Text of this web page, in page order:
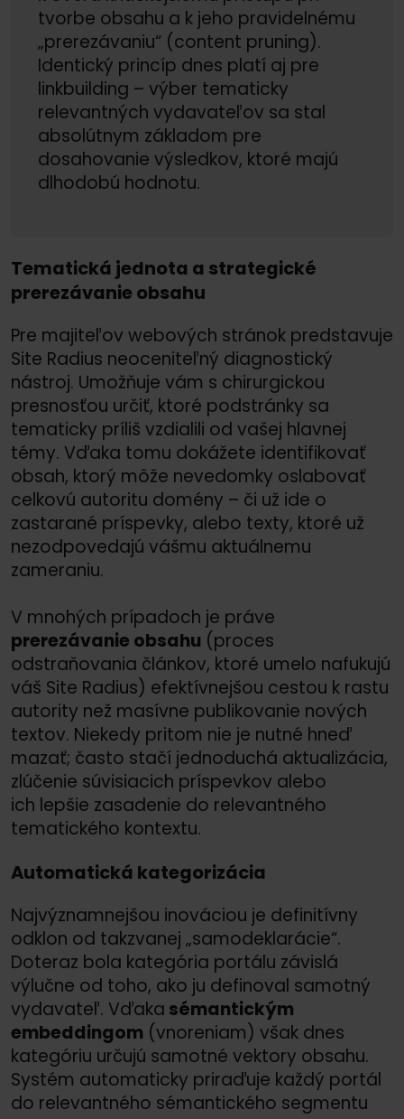
tvorbe obsahu a k jeho pravidelnému
„prerezávaniu“ (content pruning).
Identický princíp dnes platí aj pre
linkbuilding – výber tematicky
relevantných vydavateľov sa stal
absolútnym základom pre
dosahovanie výsledkov, ktoré majú
dlhodobú hodnotu.
Tematická jednota a strategické
prerezávanie obsahu
Pre majiteľov webových stránok predstavuje
Site Radius neoceniteľný diagnostický
nástroj. Umožňuje vám s chirurgickou
presnosťou určiť, ktoré podstránky sa
tematicky príliš vzdialili od vašej hlavnej
témy. Vďaka tomu dokážete identifikovať
obsah, ktorý môže nevedomky oslabovať
celkovú autoritu domény – či už ide o
zastarané príspevky, alebo texty, ktoré už
nezodpovedajú vášmu aktuálnemu
zameraniu.
V mnohých prípadoch je práve
prerezávanie obsahu (proces
odstraňovania článkov, ktoré umelo nafukujú
váš Site Radius) efektívnejšou cestou k rastu
autority než masívne publikovanie nových
textov. Niekedy pritom nie je nutné hneď
mazať; často stačí jednoduchá aktualizácia,
zlúčenie súvisiacich príspevkov alebo
ich lepšie zasadenie do relevantného
tematického kontextu.
Automatická kategorizácia
Najvýznamnejšou inováciou je definitívny
odklon od takzvanej „samodeklarácie“.
Doteraz bola kategória portálu závislá
výlučne od toho, ako ju definoval samotný
vydavateľ. Vďaka sémantickým
embeddingom (vnoreniam) však dnes
kategóriu určujú samotné vektory obsahu.
Systém automaticky priraďuje každý portál
do relevantného sémantického segmentu